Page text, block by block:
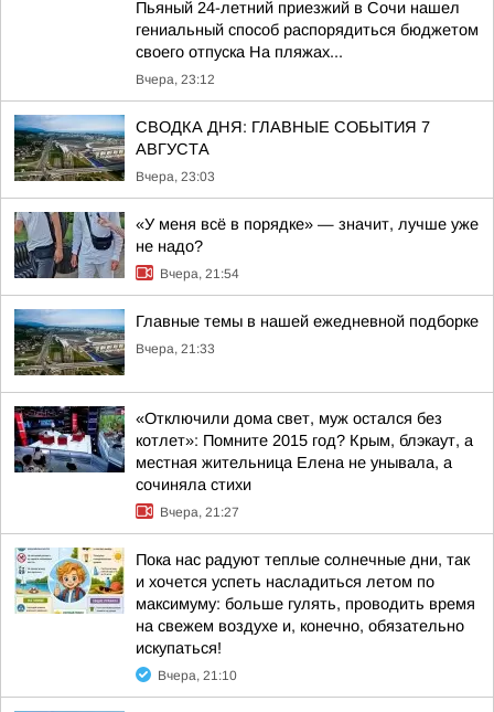
Пьяный 24-летний приезжий в Сочи нашел
гениальный способ распорядиться бюджетом
своего отпуска На пляжах...
Вчера, 23:12
СВОДКА ДНЯ: ГЛАВНЫЕ СОБЫТИЯ 7
АВГУСТА
Вчера, 23:03
«У меня всё в порядке» — значит, лучше уже
не надо?
Вчера, 21:54
Главные темы в нашей ежедневной подборке
Вчера, 21:33
«Отключили дома свет, муж остался без
котлет»: Помните 2015 год? Крым, блэкаут, а
местная жительница Елена не унывала, а
сочиняла стихи
Вчера, 21:27
Пока нас радуют теплые солнечные дни, так
и хочется успеть насладиться летом по
максимуму: больше гулять, проводить время
на свежем воздухе и, конечно, обязательно
искупаться!
Вчера, 21:10